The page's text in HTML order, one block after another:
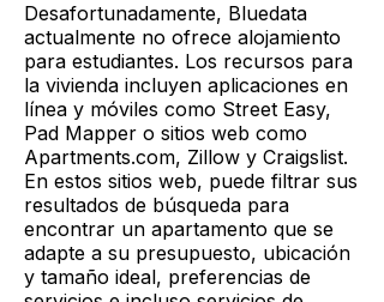
Desafortunadamente, Bluedata
actualmente no ofrece alojamiento
para estudiantes. Los recursos para
la vivienda incluyen aplicaciones en
línea y móviles como Street Easy,
Pad Mapper o sitios web como
Apartments.com, Zillow y Craigslist.
En estos sitios web, puede filtrar sus
resultados de búsqueda para
encontrar un apartamento que se
adapte a su presupuesto, ubicación
y tamaño ideal, preferencias de